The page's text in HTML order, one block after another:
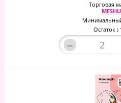
Торговая
MESHU
Остаток :
–